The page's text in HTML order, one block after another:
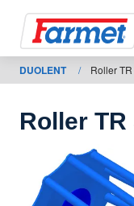
Tilbage
til web
Farmet
shop
Mine
DUOLENT / Roller
Roller TR